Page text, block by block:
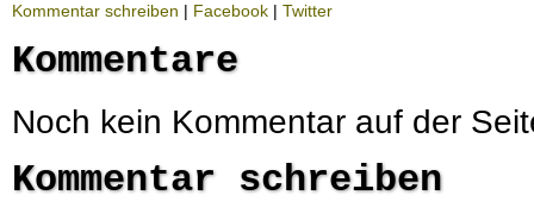
Kommentar schreiben | Facebook | Twitter
Kommentare
Noch kein Kommentar auf der
Kommentar schreiben